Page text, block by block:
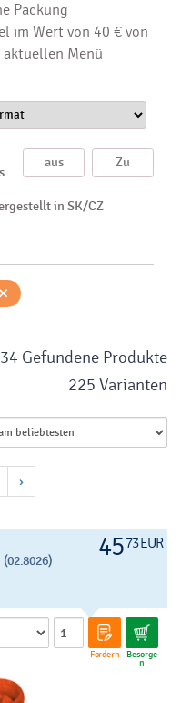
Packung
im Wert von 40 € von
aktuellen Menü
in SK/CZ
×
›
34 Gefundene Produkte
225 Varianten
4573 EUR
(02.8026)
Fordern Besorge
n